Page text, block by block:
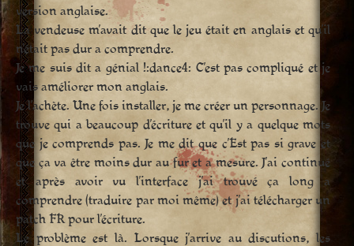
version anglaise.
La vendeuse m’avait dit que le jeu était en anglais et qu’il
n’était pas dur a comprendre.
Je me suis dit a génial !:dance4: C’est pas compliqué et je
vais améliorer mon anglais.
Je l’achète. Une fois installer, je me créer un personnage. Je
trouve qui a beaucoup d’écriture et qu’il y a quelque mots
que je comprends pas. Je me dit que c’Est pas si grave et
que ça va être moins dur au fur et a mesure. J’ai continué
et après avoir vu l’interface j’ai trouvé ça long a
comprendre (traduire par moi même) et j’ai télécharger un
patch FR pour l’écriture.
Le problème est là. Lorsque j’arrive au discutions, les